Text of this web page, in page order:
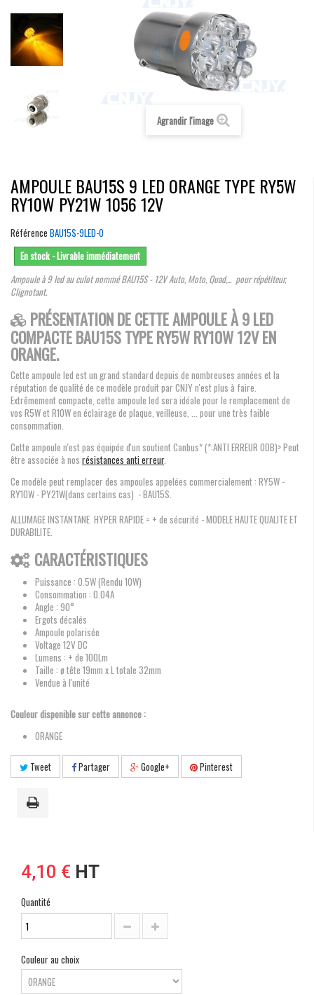
Agrandir l'image
AMPOULE BAU15S 9 LED ORANGE TYPE RY5W
RY10W PY21W 1056 12V
Référence BAU15S-9LED-O
En stock - Livrable immédiatement
Ampoule à 9 led au culot nommé BAU15S - 12V Auto, Moto, Quad,... pour répétiteur,
Clignotant.
PRÉSENTATION DE CETTE AMPOULE À 9 LED
COMPACTE BAU15S TYPE RY5W RY10W 12V EN
ORANGE.
Cette ampoule led est un grand standard depuis de nombreuses années et la
réputation de qualité de ce modèle produit par CNJY n'est plus à faire.
Extrêmement compacte, cette ampoule led sera idéale pour le remplacement de
vos R5W et R10W en éclairage de plaque, veilleuse, ... pour une très faible
consommation.
Cette ampoule n'est pas équipée d'un soutient Canbus* (*:ANTI ERREUR ODB)> Peut
être associée à nos résistances anti erreur.
Ce modèle peut remplacer des ampoules appelées commercialement : RY5W -
RY10W - PY21W(dans certains cas) - BAU15S.
ALLUMAGE INSTANTANE HYPER RAPIDE = + de sécurité - MODELE HAUTE QUALITE ET
DURABILITE.
CARACTÉRISTIQUES
Puissance : 0.5W (Rendu 10W)
Consommation : 0.04A
Angle : 90°
Ergots décalés
Ampoule polarisée
Voltage 12V DC
Lumens : + de 100Lm
Taille : ø tête 19mm x L totale 32mm
Vendue à l'unité
Couleur disponible sur cette annonce :
ORANGE
Tweet Partager Google+ Pinterest
4,10 € HT
Quantité
Couleur au choix